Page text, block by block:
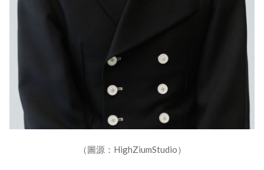
（圖源：HighZiumStudio）